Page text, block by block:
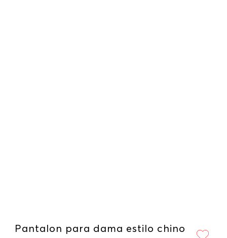
Pantalon para dama estilo chino